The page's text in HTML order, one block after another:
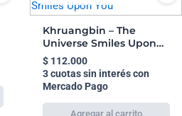
Khruangbin – The
Universe Smiles Upon
You
$112.000
3 cuotas sin interés con
Mercado Pago